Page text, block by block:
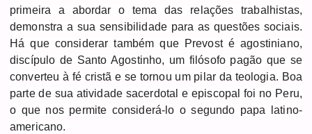
primeira a abordar o tema das relações trabalhistas,
demonstra a sua sensibilidade para as questões sociais.
Há que considerar também que Prevost é agostiniano,
discípulo de Santo Agostinho, um filósofo pagão que se
converteu à fé cristã e se tornou um pilar da teologia. Boa
parte de sua atividade sacerdotal e episcopal foi no Peru,
o que nos permite considerá-lo o segundo papa latino-
americano.